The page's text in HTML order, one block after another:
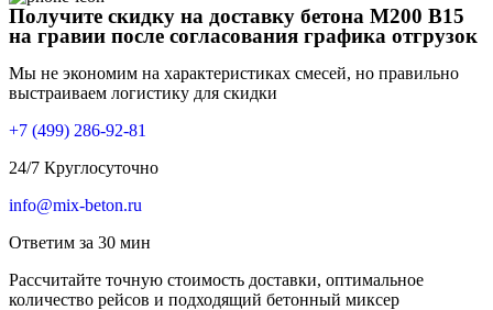
Получите скидку на доставку бетона М200 В15
на гравии после согласования графика отгрузок
Мы не экономим на характеристиках смесей, но правильно
выстраиваем логистику для скидки
+7 (499) 286-92-81
24/7 Круглосуточно
info@mix-beton.ru
Ответим за 30 мин
Рассчитайте точную стоимость доставки, оптимальное
количество рейсов и подходящий бетонный миксер